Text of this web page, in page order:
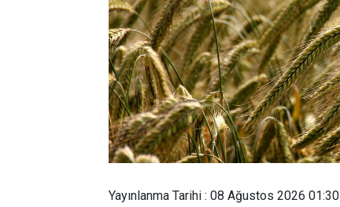
Yayınlanma Tarihi : 08 Ağustos 2026 01:30